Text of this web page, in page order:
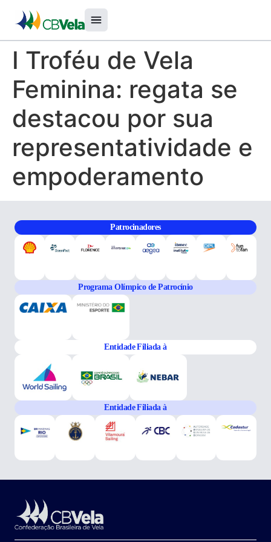
I Troféu de Vela
Feminina: regata se
destacou por sua
representatividade e
empoderamento
Patrocinadores
Programa Olímpico de Patrocínio
Entidade Filiada à
Entidade Filiada à